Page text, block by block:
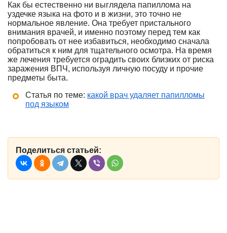
Как бы естественно ни выглядела папиллома на
уздечке языка на фото и в жизни, это точно не
нормальное явление. Она требует пристального
внимания врачей, и именно поэтому перед тем как
попробовать от нее избавиться, необходимо сначала
обратиться к ним для тщательного осмотра. На время
же лечения требуется оградить своих близких от риска
заражения ВПЧ, используя личную посуду и прочие
предметы быта.
Статья по теме: какой врач удаляет папилломы
под языком
Поделиться статьей: